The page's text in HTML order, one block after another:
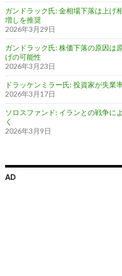
ガンドラック氏: 金相場下落は上げ
増しを推奨
2026年3月29日
ガンドラック氏: 株価下落の原因は
げの可能性
2026年3月23日
ドラッケンミラー氏: 投資家が失業
2026年3月17日
ソロスファンド: イランとの戦争に
く
2026年3月9日
AD